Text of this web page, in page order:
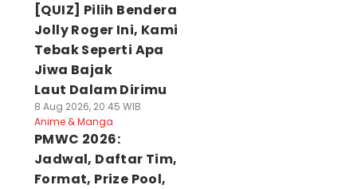
[QUIZ] Pilih Bendera
Jolly Roger Ini, Kami
Tebak Seperti Apa
Jiwa Bajak
Laut Dalam Dirimu
8 Aug 2026, 20:45 WIB
Anime & Manga
PMWC 2026:
Jadwal, Daftar Tim,
Format, Prize Pool,